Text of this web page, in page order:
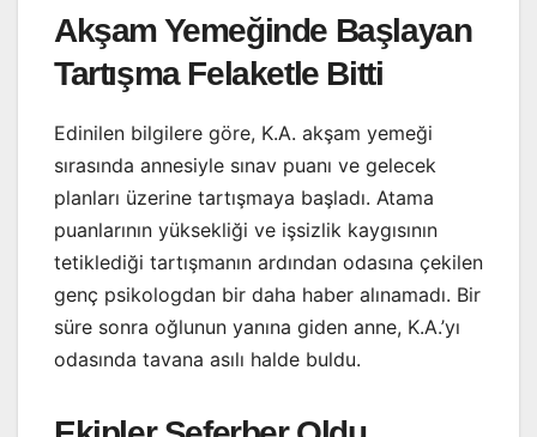
Akşam Yemeğinde Başlayan
Tartışma Felaketle Bitti
Edinilen bilgilere göre, K.A. akşam yemeği
sırasında annesiyle sınav puanı ve gelecek
planları üzerine tartışmaya başladı. Atama
puanlarının yüksekliği ve işsizlik kaygısının
tetiklediği tartışmanın ardından odasına çekilen
genç psikologdan bir daha haber alınamadı. Bir
süre sonra oğlunun yanına giden anne, K.A.’yı
odasında tavana asılı halde buldu.